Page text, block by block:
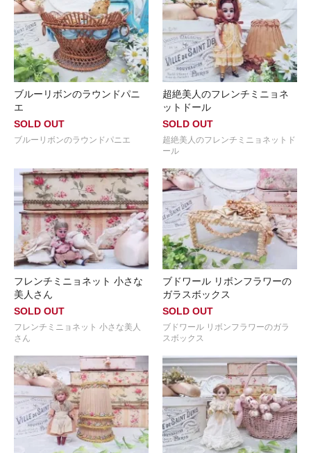
ブルーリボンのラウンドパニ
エ
SOLD OUT
ブルーリボンのラウンドパニエ
超絶美人のフレンチミニョネ
ットドール
SOLD OUT
超絶美人のフレンチミニョネットド
ール
フレンチミニョネット 小さな
美人さん
SOLD OUT
フレンチミニョネット 小さな美人
さん
ブドワール リボンフラワーの
ガラスボックス
SOLD OUT
ブドワール リボンフラワーのガラ
スボックス